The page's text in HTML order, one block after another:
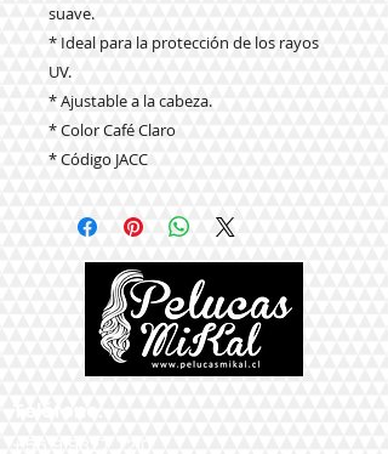
suave.
* Ideal para la protección de los rayos
UV.
* Ajustable a la cabeza.
* Color Café Claro
* Código JACC